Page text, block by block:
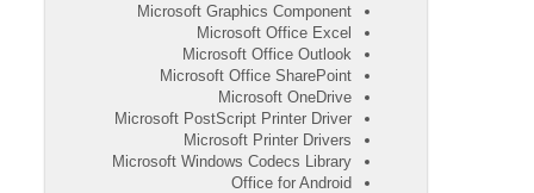
Microsoft Graphics Component
Microsoft Office Excel
Microsoft Office Outlook
Microsoft Office SharePoint
Microsoft OneDrive
Microsoft PostScript Printer Driver
Microsoft Printer Drivers
Microsoft Windows Codecs Library
Office for Android